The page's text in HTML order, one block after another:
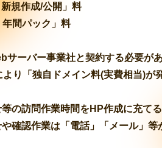
規作成/公開」料
間パック」料
サーバー事業社と契約する必要が
り「独自ドメイン料(実費相当)が
の訪問作業時間をHP作成に充て
確認作業は「電話」「メール」